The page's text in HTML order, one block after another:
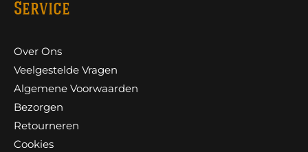
Service
Over Ons
Veelgestelde Vragen
Algemene Voorwaarden
Bezorgen
Retourneren
Cookies